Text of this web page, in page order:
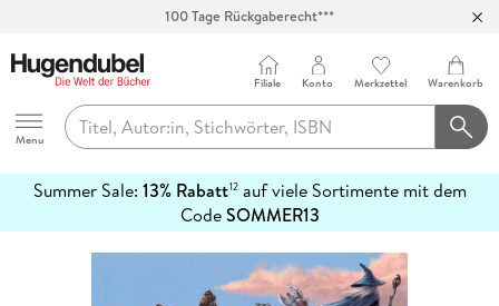
100 Tage Rückgaberecht***
Hugendubel
Menu
Filiale Konto Merkzettel Warenkorb
Summer Sale: 13% Rabatt12auf viele Sortimente mit dem
CodeSOMMER13
erfahren